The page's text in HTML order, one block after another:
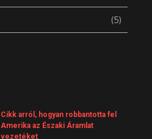
(5)
Cikk arról, hogyan robbantotta fel
Amerika az Északi Áramlat
vezetéket